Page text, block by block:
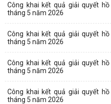
Công khai kết quả giải quyết
tháng 5 năm 2026
Công khai kết quả giải quyết
tháng 5 năm 2026
Công khai kết quả giải quyết
tháng 5 năm 2026
Công khai kết quả giải quyết
tháng 5 năm 2026